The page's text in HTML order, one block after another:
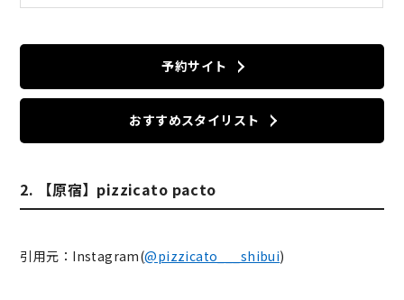
予約サイト
おすすめスタイリスト
2. 【原宿】pizzicato pacto
引用元：Instagram(@pizzicato___shibui)